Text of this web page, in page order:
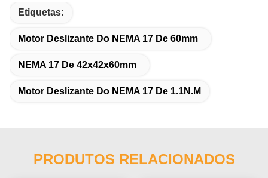
Etiquetas:
Motor Deslizante Do NEMA 17 De 60mm
NEMA 17 De 42x42x60mm
Motor Deslizante Do NEMA 17 De 1.1N.M
PRODUTOS RELACIONADOS